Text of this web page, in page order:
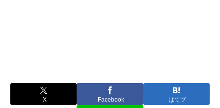
X Facebook はてブ